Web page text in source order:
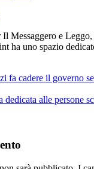
Messaggero e
ha uno spazio
fa cadere il governo
dedicata alle persone